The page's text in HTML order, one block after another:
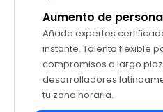
Aumento de
Añade expertos
instante. Talento flexible
compromisos a largo
desarrolladores
tu zona horaria.